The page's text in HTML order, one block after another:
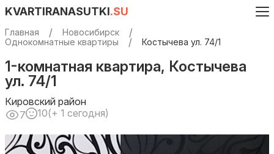
KVARTIRANASUTKI.SU
Главная
Новосибирск
Однокомнатные квартиры
Костычева ул. 74/1
1-комнатная квартира, Костычева
ул. 74/1
Кировский район
7
10(+ 1 сегодня)